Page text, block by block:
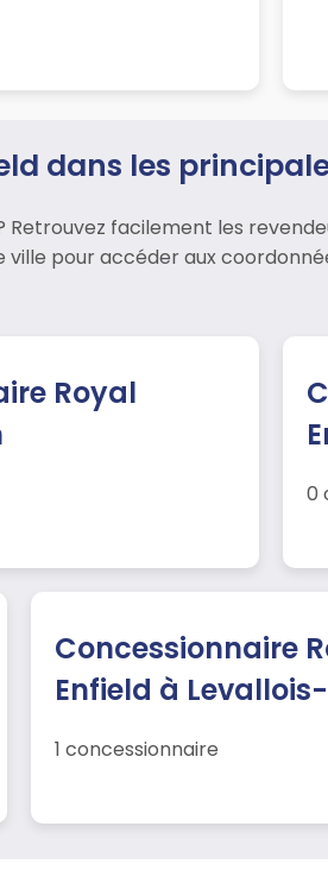
dans les
facilement les
pour accéder aux
Royal
0
Concessionnaire
Enfield à
1 concessionnaire